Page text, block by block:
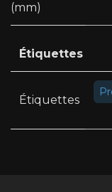
(mm)
Étiquettes
Étiquettes